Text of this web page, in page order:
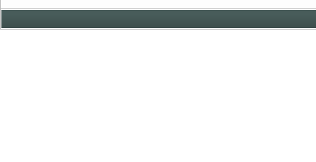
EXIT WHEN C_RETORNO%NOTFOUND;
END LOOP;